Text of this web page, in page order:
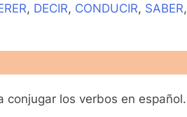
, DECIR, CONDUCIR, SABER,
los verbos en español.